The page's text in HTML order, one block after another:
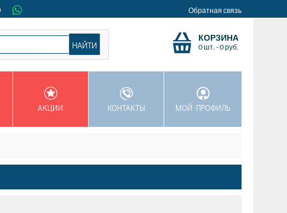
Обратная связь
КОРЗИНА
0 шт. -0руб.
АКЦИИ КОНТАКТЫ МОЙ ПРОФИЛЬ